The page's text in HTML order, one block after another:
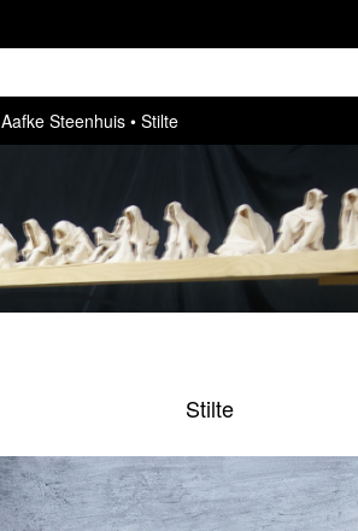
Aafke Steenhuis Stilte
Stilte